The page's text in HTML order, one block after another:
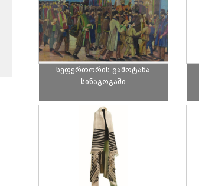
სეფერთორის გამოტანა
სინაგოგაში